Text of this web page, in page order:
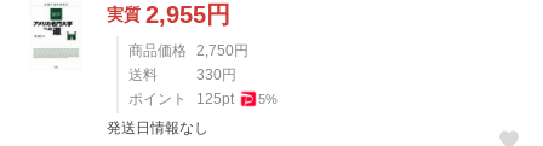
実質 2,955円
商品価格 2,750 円
送料
330 円
ポイント
125pt 5%
発送日情報なし